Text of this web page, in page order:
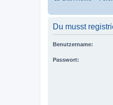
Du musst
Benutzername:
Passwort: